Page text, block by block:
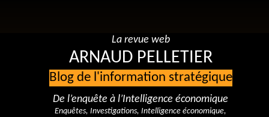
La revue web
ARNAUD PELLETIER
Blog de l'information stratégique
De l’enquête à l’Intelligence économique
Enquêtes, Investigations, Intelligence économique,